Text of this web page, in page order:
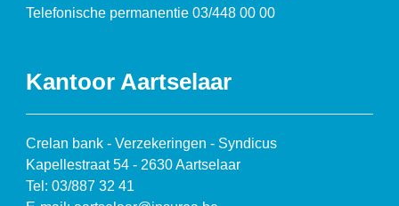
Telefonische permanentie 03/448 00 00
Kantoor Aartselaar
Crelan bank - Verzekeringen - Syndicus
Kapellestraat 54 - 2630 Aartselaar
Tel: 03/887 32 41